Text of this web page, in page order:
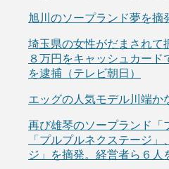
旭川のソープランド夢を摘
埼玉県の女性がだまされて
８万円をキャッシュカー
を逮捕（テレビ朝日）
エッグの人気モデル川端か
再び雄琴のソープランド「
「プルプルネクステージ
ジ」を摘発。経営者ら６人